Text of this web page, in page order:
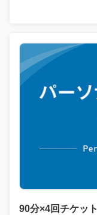
90分×4回チケット